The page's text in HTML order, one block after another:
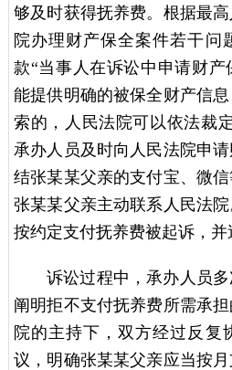
够及时获得抚养费。根据最
院办理财产保全案件若干问
款“当事人在诉讼中申请财
能提供明确的被保全财产信
索的，人民法院可以依法裁
承办人员及时向人民法院申
结张某某父亲的支付宝、微
张某某父亲主动联系人民法
按约定支付抚养费被起诉，并
诉讼过程中，承办人员
阐明拒不支付抚养费所需承
院的主持下，双方经过反复
议，明确张某某父亲应当按